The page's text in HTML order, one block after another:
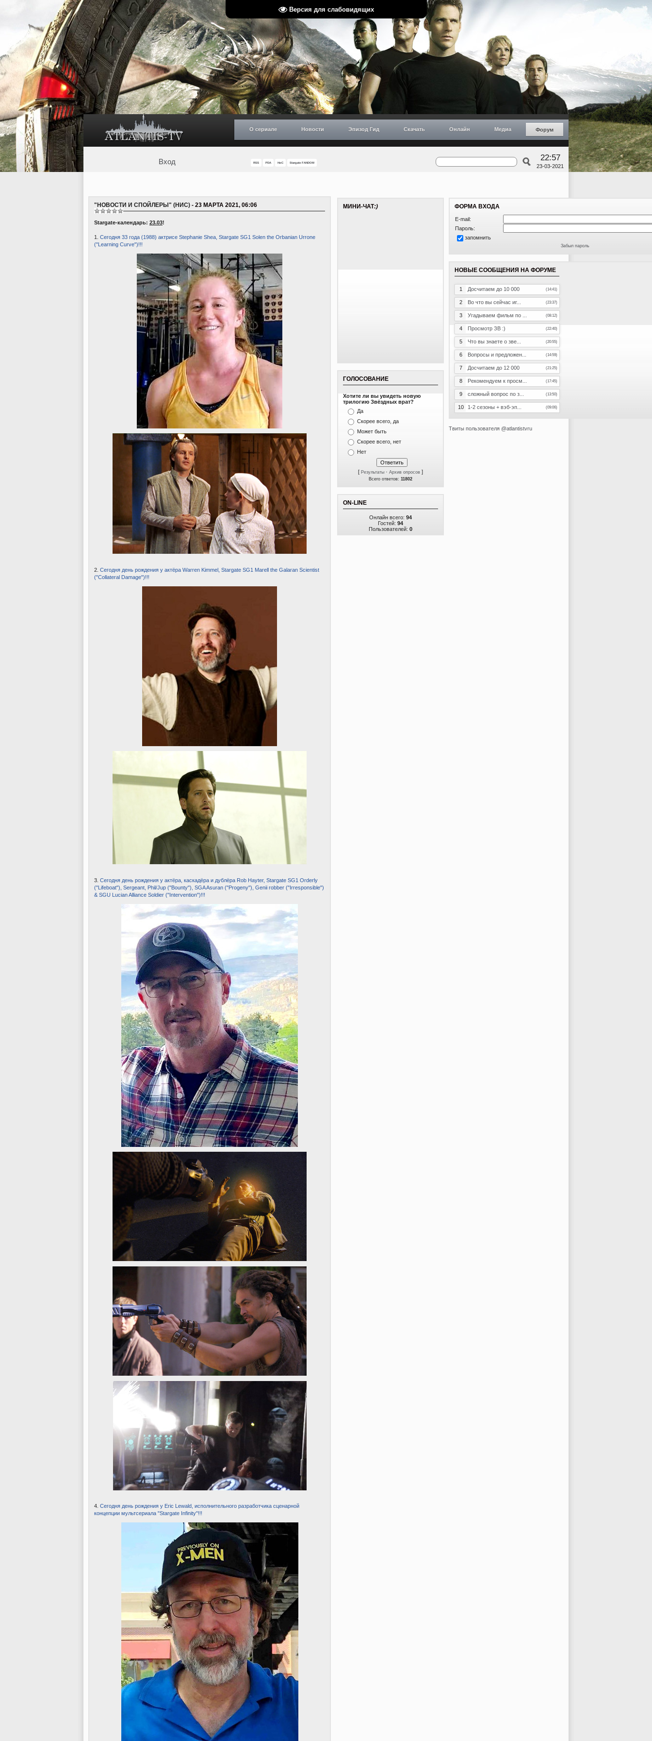
Версия для слабовидящих
О сериале Новости Эпизод Гид Скачать Онлайн Медиа Форум
Вход RSS PDA НиС Stargate FANDOM
22:57
23-03-2021
"НОВОСТИ И СПОЙЛЕРЫ" (НИС) - 23 МАРТА 2021, 06:06
Stargate-календарь: 23.03!
1. Сегодня 33 года (1988) актрисе Stephanie Shea, Stargate SG1 Solen the Orbanian Urrone
("Learning Curve")!!!
2. Сегодня день рождения у актёра Warren Kimmel, Stargate SG1 Marell the Galaran Scientist
("Collateral Damage")!!!
3. Сегодня день рождения у актёра, каскадёра и дублёра Rob Hayter, Stargate SG1 Orderly
("Lifeboat"), Sergeant, Phil/Jup ("Bounty"), SGA Asuran ("Progeny"), Genii robber ("Irresponsible")
& SGU Lucian Alliance Soldier ("Intervention")!!!
4. Сегодня день рождения у Eric Lewald, исполнительного разработчика сценарной
концепции мультсериала "Stargate Infinity"!!!
МИНИ-ЧАТ:)
ГОЛОСОВАНИЕ
Хотите ли вы увидеть новую
трилогию Звёздных врат?
Да
Скорее всего, да
Может быть
Скорее всего, нет
Нет
[ Результаты · Архив опросов ]
Всего ответов: 11802
ON-LINE
Онлайн всего: 94
Гостей: 94
Пользователей: 0
ФОРМА ВХОДА
E-mail:
Пароль:
запомнить
Забыл пароль
НОВЫЕ СООБЩЕНИЯ НА ФОРУМЕ
1 Досчитаем до 10 000 (14:41)
2 Во что вы сейчас иг... (23:37)
3 Угадываем фильм по ... (08:12)
4 Просмотр ЗВ :) (22:40)
5 Что вы знаете о зве... (20:55)
6 Вопросы и предложен... (14:59)
7 Досчитаем до 12 000 (21:25)
8 Рекомендуем к просм... (17:45)
9 сложный вопрос по з... (13:50)
10 1-2 сезоны + вэб-эп... (09:06)
Твиты пользователя @atlantistvru